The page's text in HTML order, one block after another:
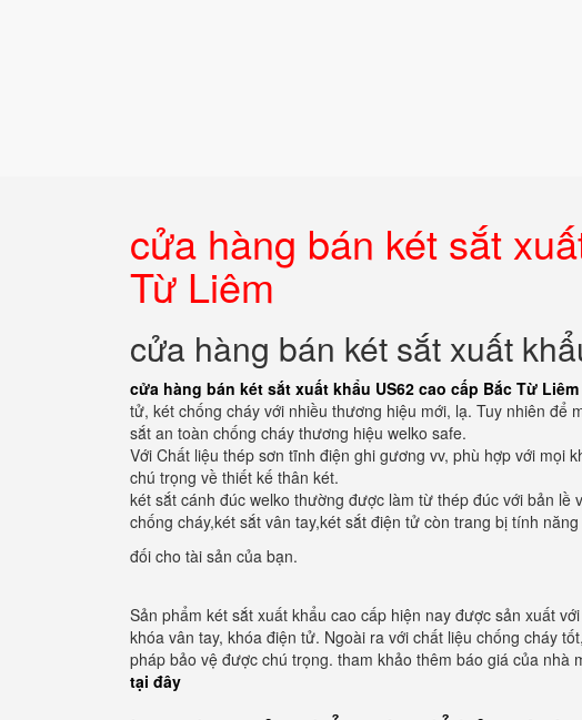
cửa hàng bán két sắt
Từ Liêm
cửa hàng bán két sắt xuất
cửa hàng bán két sắt xuất khẩu US62 cao cấp Bắc Từ Liêm
tử, két chống cháy với nhiều thương hiệu mới, lạ. Tuy nhiên
sắt an toàn chống cháy thương hiệu welko safe.
Với Chất liệu thép sơn tĩnh điện ghi gương vv, phù hợp với mọi
chú trọng về thiết kế thân két.
két sắt cánh đúc welko thường được làm từ thép đúc với bản
chống cháy,két sắt vân tay,két sắt điện tử còn trang bị tính
đối cho tài sản của bạn.
Sản phẩm két sắt xuất khẩu cao cấp hiện nay được sản xuất
khóa vân tay, khóa điện tử. Ngoài ra với chất liệu chống cháy
pháp bảo vệ được chú trọng. tham khảo thêm báo giá của
tại đây